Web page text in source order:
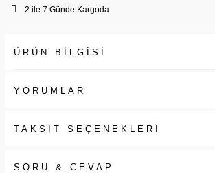
2 ile 7 Günde Kargoda
ÜRÜN BİLGİSİ
YORUMLAR
TAKSİT SEÇENEKLERİ
SORU & CEVAP